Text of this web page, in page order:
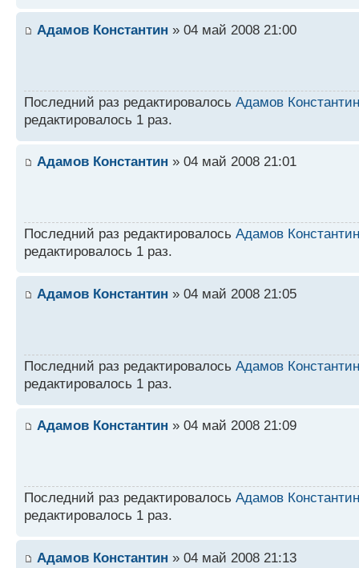
Адамов Константин » 04 май 2008 21:00
Последний раз редактировалось Адамов Константин
редактировалось 1 раз.
Адамов Константин » 04 май 2008 21:01
Последний раз редактировалось Адамов Константин
редактировалось 1 раз.
Адамов Константин » 04 май 2008 21:05
Последний раз редактировалось Адамов Константин
редактировалось 1 раз.
Адамов Константин » 04 май 2008 21:09
Последний раз редактировалось Адамов Константин
редактировалось 1 раз.
Адамов Константин » 04 май 2008 21:13